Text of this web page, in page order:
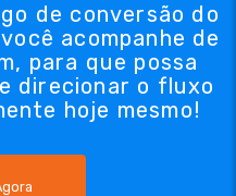
de conversão do
acompanhe de
para que possa
direcionar o fluxo
hoje mesmo!